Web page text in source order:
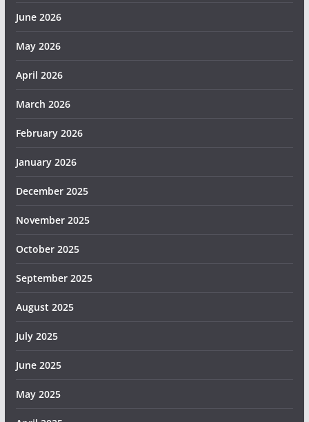
June 2026
May 2026
April 2026
March 2026
February 2026
January 2026
December 2025
November 2025
October 2025
September 2025
August 2025
July 2025
June 2025
May 2025